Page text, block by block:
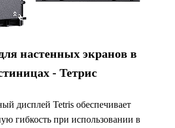
настенных экранов в
- Тетрис
дисплей Tetris обеспечивает
гибкость при использовании в